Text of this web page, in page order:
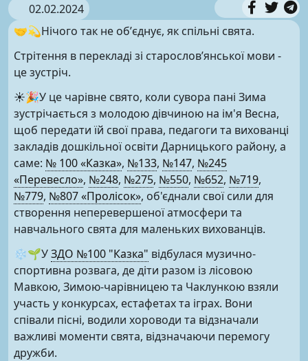
02.02.2024
🤝💫Нічого так не обʼєднує, як спільні свята.
Стрітення в перекладі зі старословʼянської мови -
це зустріч.
☀️🎉У це чарівне свято, коли сувора пані Зима
зустрічається з молодою дівчиною на ім'я Весна,
щоб передати їй свої права, педагоги та вихованці
закладів дошкільної освіти Дарницького району, а
саме: № 100 «Казка», №133, №147, №245
«Перевесло», №248, №275, №550, №652, №719,
№779, №807 «Пролісок», об'єднали свої сили для
створення неперевершеної атмосфери та
навчального свята для маленьких вихованців.
❄️🌱УЗДО №100 "Казка" відбулася музично-
спортивна розвага, де діти разом із лісовою
Мавкою, Зимою-чарівницею та Чаклункою взяли
участь у конкурсах, естафетах та іграх. Вони
співали пісні, водили хороводи та відзначали
важливі моменти свята, відзначаючи перемогу
дружби.